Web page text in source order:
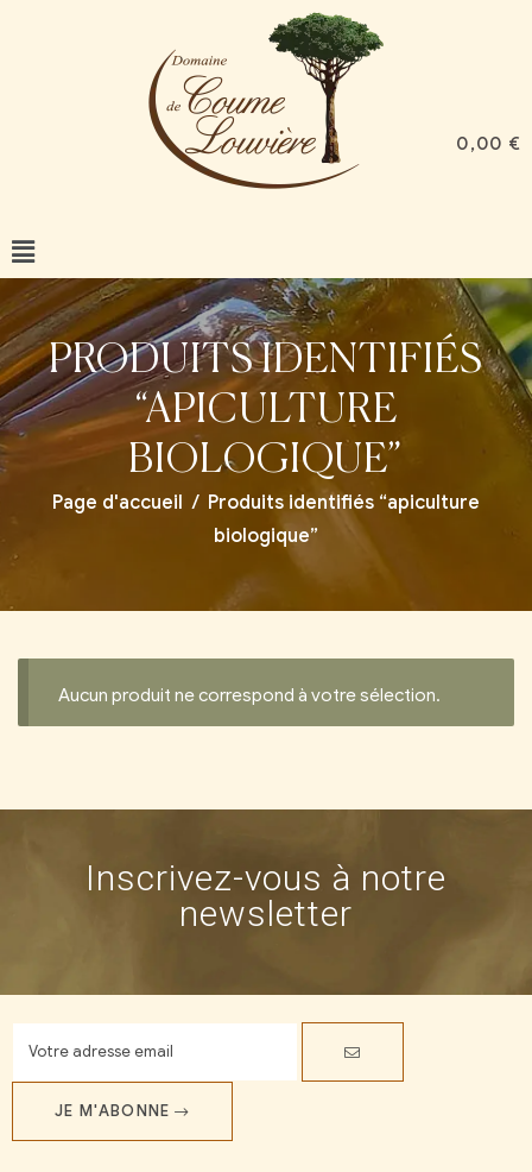
0,00 €
PRODUITS IDENTIFIÉS
“APICULTURE
BIOLOGIQUE”
Page d'accueil / Produits identifiés “apiculture
biologique”
Aucun produit ne correspond à votre sélection.
Inscrivez-vous à notre
newsletter
JE M'ABONNE